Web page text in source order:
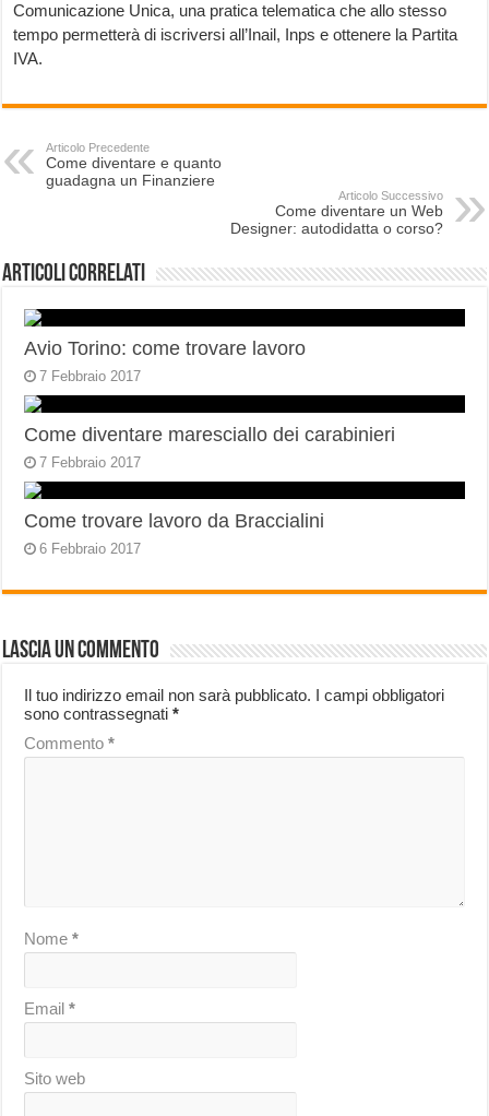
Comunicazione Unica, una pratica telematica che allo stesso
tempo permetterà di iscriversi all’Inail, Inps e ottenere la Partita
IVA.
Articolo Precedente
Come diventare e quanto
guadagna un Finanziere
Articolo Successivo
Come diventare un Web
Designer: autodidatta o corso?
Articoli correlati
Avio Torino: come trovare lavoro
7 Febbraio 2017
Come diventare maresciallo dei carabinieri
7 Febbraio 2017
Come trovare lavoro da Braccialini
6 Febbraio 2017
Lascia un commento
Il tuo indirizzo email non sarà pubblicato. I campi obbligatori
sono contrassegnati*
Commento*
Nome*
Email*
Sito web